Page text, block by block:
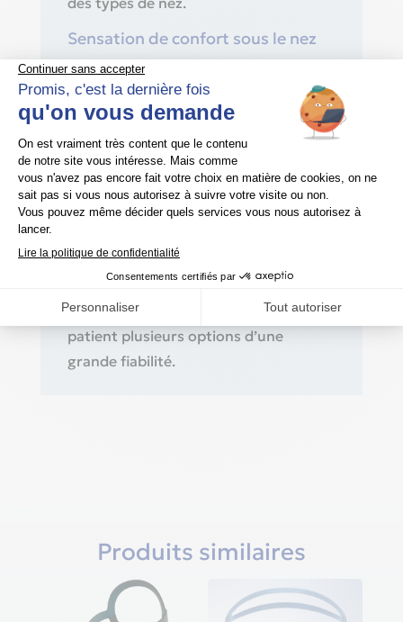
Sensation de confort sous le nez
Le design innovant du coussin nasal
du masque DreamWear est conçu pour
éviter les marques rouges, irritations
et sensations de gêne au niveau des
narines ou de l’arête nasale.*
Remplacement aisé des coussins
permet de remplacer rapidement et
facilement le type de coussin sans
avoir à changer de masque. Il offre au
patient plusieurs options d’une
grande fiabilité.
Produits similaires